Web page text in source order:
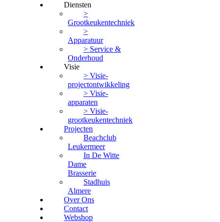
Diensten
>
Grootkeukentechniek
>
Apparatuur
> Service &
Onderhoud
Visie
> Visie-
projectontwikkeling
> Visie-
apparaten
> Visie-
grootkeukentechniek
Projecten
Beachclub
Leukermeer
In De Witte
Dame
Brasserie
Stadhuis
Almere
Over Ons
Contact
Webshop